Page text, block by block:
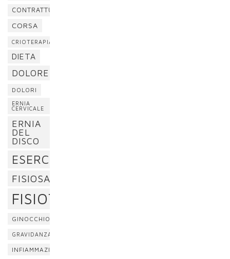
CONTRATTURA
CORSA
CRIOTERAPIA
DIETA
DOLORE
DOLORI
ERNIA
CERVICALE
ERNIA
DEL
DISCO
ESERCIZI
FISIOSAN
FISIOTERAPIA
GINOCCHIO
GRAVIDANZA
INFIAMMAZIONE